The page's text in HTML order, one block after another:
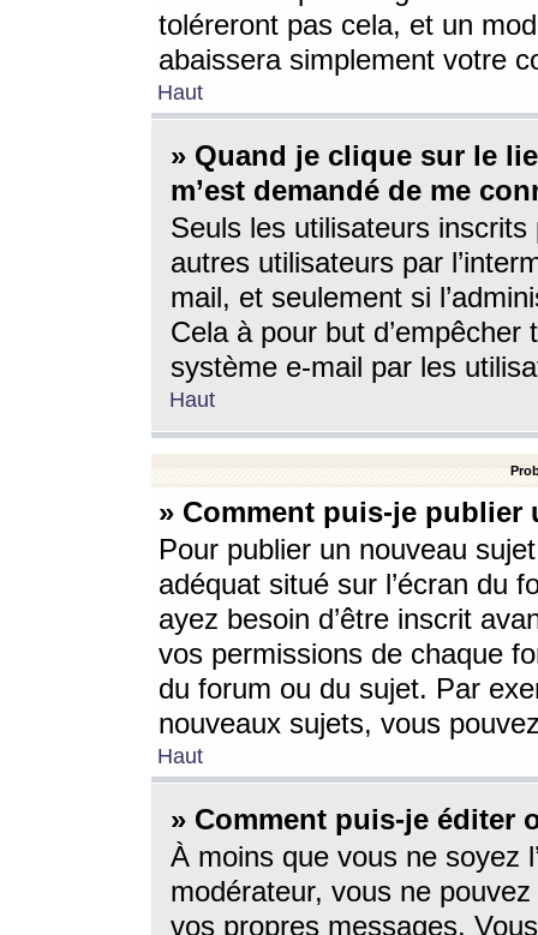
toléreront pas cela, et un
abaissera simplement votre
Haut
» Quand je clique sur le
m’est demandé de me
Seuls les utilisateurs
autres utilisateurs par
mail, et seulement si
Cela à pour but
système e-mail par les
Haut
» Comment puis-je
Pour publier un nouveau
adéquat situé sur l’écran du
ayez besoin d’être inscrit
vos permissions de chaque
du forum ou du sujet. Par
nouveaux sujets, vous
Haut
» Comment puis-je éditer
À moins que vous ne soyez
modérateur, vous ne
vos propres messages.